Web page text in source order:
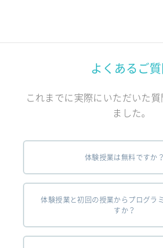
よくあるご質
これまでに実際にいただいた
ました。
体験授業は無料ですか？
体験授業と初回の授業からプログラ
すか？